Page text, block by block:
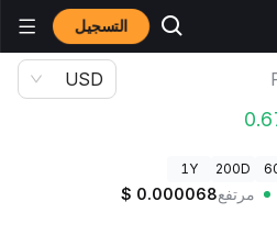
التسجيل
USD
200D
1Y
مرتفع $ 0.000068